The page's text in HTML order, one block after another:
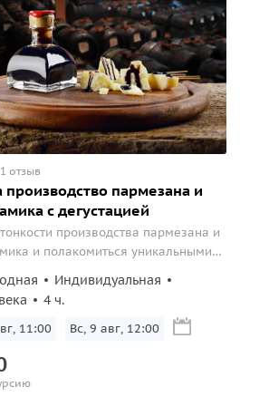
1 отзыв
производство пармезана и
с дегустацией
производства пармезана и
и полакомиться уникальными
Индивидуальная
4 ч.
11:00 Вс, 9 авг, 12:00